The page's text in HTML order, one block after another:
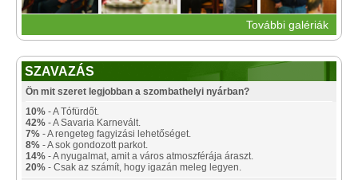
További galériák
SZAVAZÁS
Ön mit szeret legjobban a szombathelyi nyárban?
10% - A Tófürdőt.
42% - A Savaria Karnevált.
7% - A rengeteg fagyizási lehetőséget.
8% - A sok gondozott parkot.
14% - A nyugalmat, amit a város atmoszférája áraszt.
20% - Csak az számít, hogy igazán meleg legyen.